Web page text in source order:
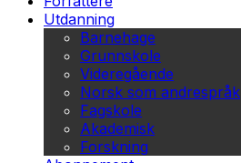
Utdanning
Barnehage
Grunnskole
Videregående
Norsk som andrespråk
Fagskole
Akademisk
Forskning